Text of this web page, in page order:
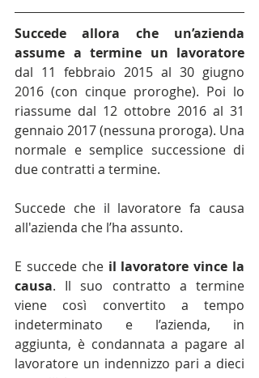
Succede allora che un’azienda
assume a termine un lavoratore
dal 11 febbraio 2015 al 30 giugno
2016 (con cinque proroghe). Poi lo
riassume dal 12 ottobre 2016 al 31
gennaio 2017 (nessuna proroga). Una
normale e semplice successione di
due contratti a termine.
Succede che il lavoratore fa causa
all'azienda che l’ha assunto.
E succede che il lavoratore vince la
causa. Il suo contratto a termine
viene così convertito a tempo
indeterminato e l’azienda, in
aggiunta, è condannata a pagare al
lavoratore un indennizzo pari a dieci